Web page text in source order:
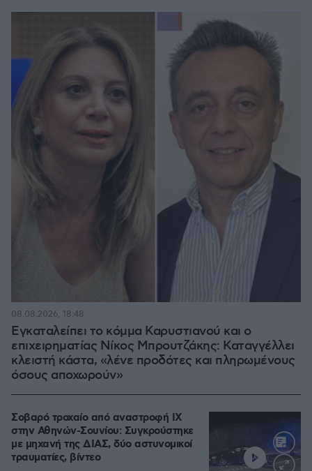
Εγκαταλείπει το κόμμα Καρυστιανού και ο
επιχειρηματίας Νίκος Μπρουτζάκης: Καταγγέλλει
κλειστή κάστα, «λένε προδότες και πληρωμένους
όσους αποχωρούν»
08.08.2026, 18:48
Σοβαρό τροχαίο από αναστροφή ΙΧ
στην Αθηνών-Σουνίου: Συγκρούστηκε
με μηχανή της ΔΙΑΣ, δύο αστυνομικοί
τραυματίες, βίντεο